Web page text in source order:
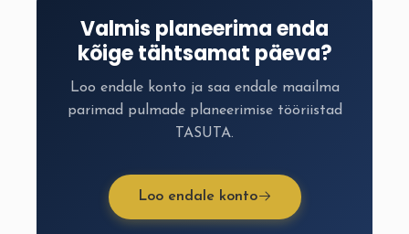
Valmis planeerima enda
kõige tähtsamat päeva?
Loo endale konto ja saa endale maailma
parimad pulmade planeerimise tööriistad
TASUTA.
Loo endale konto